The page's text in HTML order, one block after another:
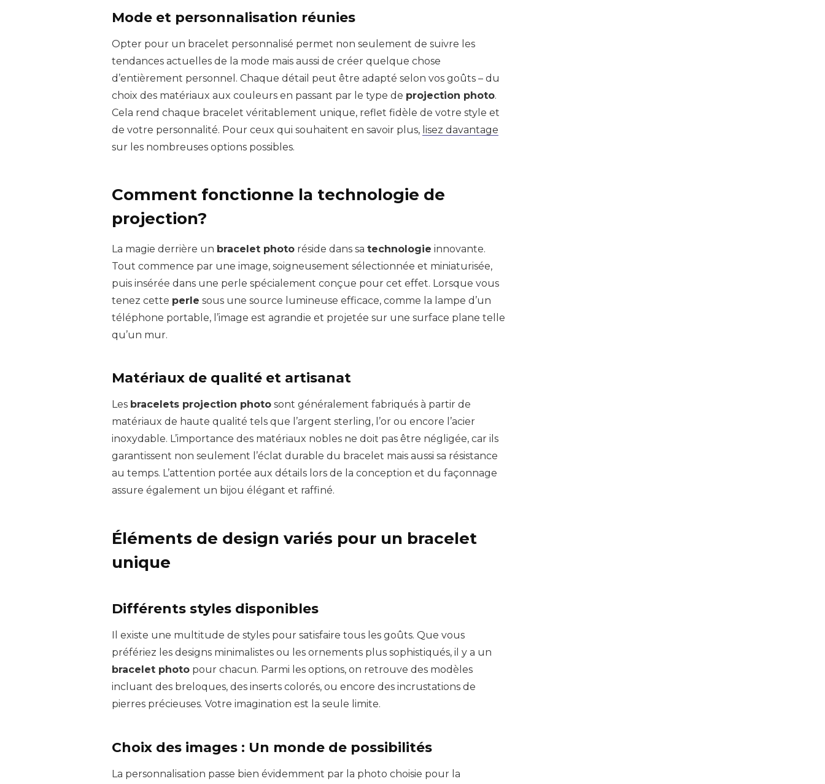
Mode et personnalisation réunies
Opter pour un bracelet personnalisé permet non seulement de suivre les
tendances actuelles de la mode mais aussi de créer quelque chose
d’entièrement personnel. Chaque détail peut être adapté selon vos goûts – du
choix des matériaux aux couleurs en passant par le type de projection photo.
Cela rend chaque bracelet véritablement unique, reflet fidèle de votre style et
de votre personnalité. Pour ceux qui souhaitent en savoir plus, lisez davantage
sur les nombreuses options possibles.
Comment fonctionne la technologie de
projection?
La magie derrière un bracelet photoréside dans sa technologie innovante.
Tout commence par une image, soigneusement sélectionnée et miniaturisée,
puis insérée dans une perle spécialement conçue pour cet effet. Lorsque vous
tenez cette perle sous une source lumineuse efficace, comme la lampe d’un
téléphone portable, l’image est agrandie et projetée sur une surface plane telle
qu’un mur.
Matériaux de qualité et artisanat
Les bracelets projection photosont généralement fabriqués à partir de
matériaux de haute qualité tels que l’argent sterling, l’or ou encore l’acier
inoxydable. L’importance des matériaux nobles ne doit pas être négligée, car ils
garantissent non seulement l’éclat durable du bracelet mais aussi sa résistance
au temps. L’attention portée aux détails lors de la conception et du façonnage
assure également un bijou élégant et raffiné.
Éléments de design variés pour un bracelet
unique
Différents styles disponibles
Il existe une multitude de styles pour satisfaire tous les goûts. Que vous
préfériez les designs minimalistes ou les ornements plus sophistiqués, il y a un
bracelet photopour chacun. Parmi les options, on retrouve des modèles
incluant des breloques, des inserts colorés, ou encore des incrustations de
pierres précieuses. Votre imagination est la seule limite.
Choix des images : Un monde de possibilités
La personnalisation passe bien évidemment par la photo choisie pour la